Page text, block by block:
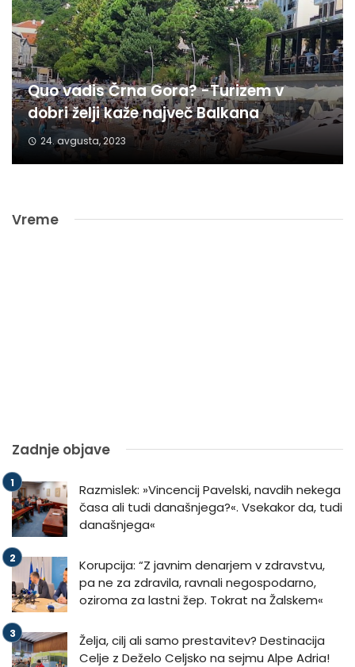
Quo vadis Črna Gora? -Turizem v
dobri želji kaže največ Balkana
24. avgusta, 2023
Vreme
Zadnje objave
Razmislek: »Vincencij Pavelski, navdih nekega
časa ali tudi današnjega?«. Vsekakor da, tudi
današnjega«
Korupcija: “Z javnim denarjem v zdravstvu,
pa ne za zdravila, ravnali negospodarno,
oziroma za lastni žep. Tokrat na Žalskem«
Želja, cilj ali samo prestavitev? Destinacija
Celje z Deželo Celjsko na sejmu Alpe Adria!